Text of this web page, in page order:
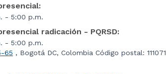
- 5:00 p.m.
radicación - PQRSD:
- 5:00 p.m.
65 , Bogotá DC, Colombia Código postal: 111071